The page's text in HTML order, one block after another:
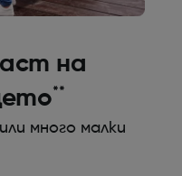
на
**
много малки